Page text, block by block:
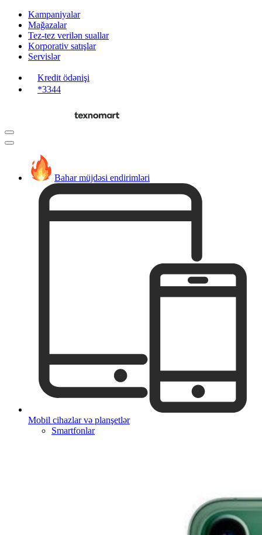
Kampaniyalar
Mağazalar
Tez-tez verilən suallar
Korporativ satışlar
Servislər
Kredit ödənişi
*3344
Bahar müjdəsi endirimləri
Mobil cihazlar və planşetlər
Smartfonlar